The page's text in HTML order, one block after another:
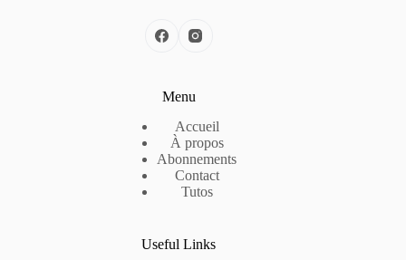
Menu
Accueil
À propos
Abonnements
Contact
Tutos
Useful Links